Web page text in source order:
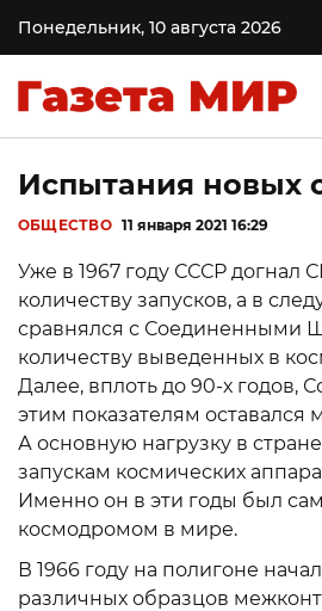
Понедельник, 10 августа 2026
Испытания новых
ОБЩЕСТВО 11 января 2021 16:29
Уже в 1967 году СССР догнал
количеству запусков, а в
сравнялся с Соединенными
количеству выведенных в
Далее, вплоть до 90-х годов,
этим показателям
А основную нагрузку в
запускам космических
Именно он в эти годы был
космодромом в мире.
В 1966 году на полигоне
различных образцов